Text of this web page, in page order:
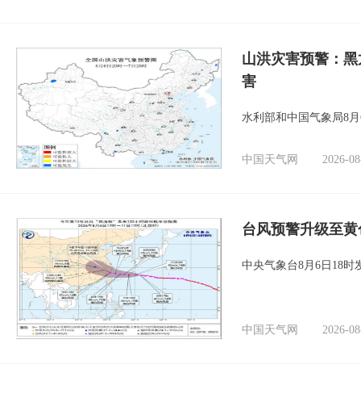
山洪灾害预警：
害
水利部和中国气象局8
中国天气网 2026-
台风预警升级至
中央气象台8月6日18时
中国天气网 2026-